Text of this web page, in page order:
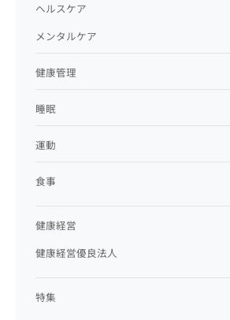
ヘルスケア
メンタルケア
健康管理
睡眠
運動
食事
健康経営
健康経営優良法人
特集